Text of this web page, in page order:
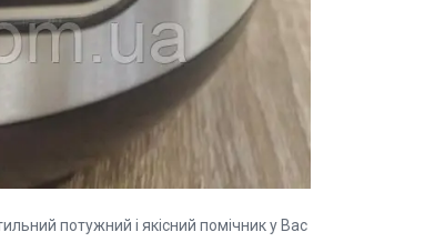
потужний і якісний помічник у Вас